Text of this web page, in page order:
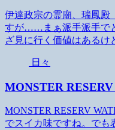
伊達政宗の霊廟、瑞鳳殿
すが……まぁ派手派手で
ざ見に行く価値はあるけ
日々
MONSTER
MONSTER RESERV
でスイカ味ですね。でも